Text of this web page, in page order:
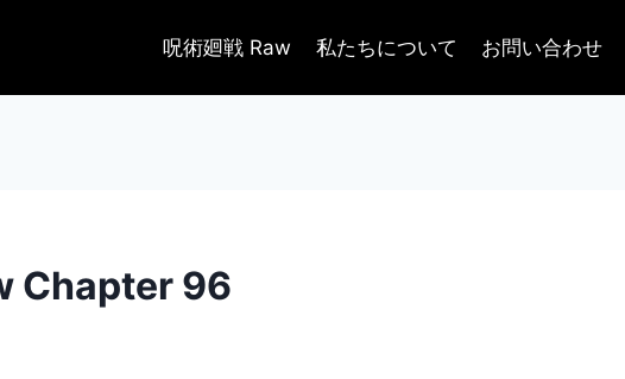
呪術廻戦 Raw 私たちについて お問い合わせ
Chapter 96